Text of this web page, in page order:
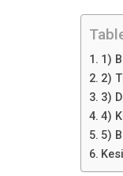
1)
2)
3)
4)
5)